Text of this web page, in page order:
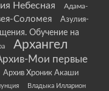
Небесная
Адама-
Соломея
Азулия-
Обучение на
Архангел
Мои первые
Архив Хроник Акаши
Владыка Илларион